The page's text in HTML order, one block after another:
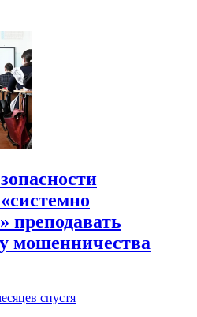
преподавать
мошенничества
спустя